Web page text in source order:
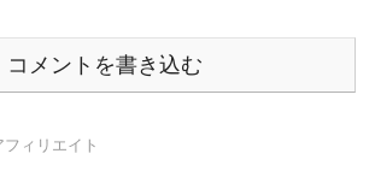
コメントを書き込む
フィリエイト